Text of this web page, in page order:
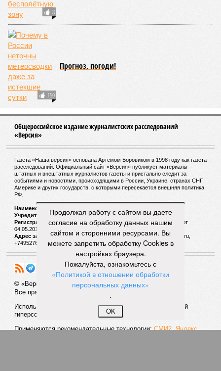
Но ведь также назрели и изменения в самом образе
мыслей тех, кто принимает решения, и тех, кто располагает
ресурсами, которые бы неплохо уже пустить на развитие
страны. Кстати, в этом году Валерий Кустов пробился в
список Forbes и стал долларовым миллиардером. Нельзя
исключать, в том числе за счёт манипуляций с БПЛА.
«Казалось бы, «ЭФКО» приносит хороший доход, но
капиталисты увидели новую нишу, открытую
руководством России, готовым деньгами поощрять
местное производство беспилотников, и ринулись
с коррупцией самыми жёсткими мерами мы должны
совмещать с глубокой переработкой идеологии»
резюмирует эксперт.
Вадим Трухачёв, политолог
– Стоит ли удивляться тому, что импортозамещение по
ряду промышленной продукции или провалилось, или
оказалось недостаточным. В условиях военного времени
тут явно речь должна идти не просто о хищениях. Как и в
случае с белгородскими, курскими и брянскими
чиновниками, «распилившими» укрепления по границе с
Александр Коц, военкор
– Ущерб, который их деятельность нанесла воюющей
армии, измерить невозможно. В войсках больше дембеля
ждут массовых поставок простых и надёжных
отечественных БПЛА. Дроны – альфа и омега современной
войны. А Половченя и компания, наплевав на нужды
Продолжая работу с сайтом вы даете
согласие на обработку данных нашим
сайтом и сторонними ресурсами. Вы
можете запретить обработку Cookies в
настройках браузера.
Пожалуйста, ознакомьтесь с
«Политикой в отношении обработки
персональных данных»
.
OK